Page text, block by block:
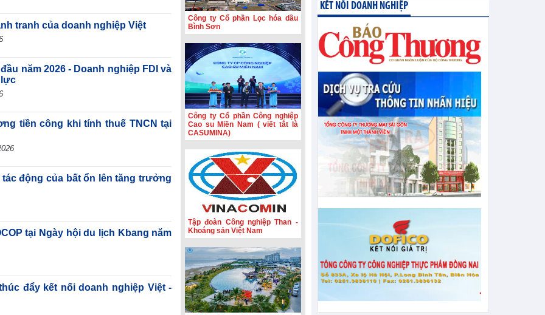
Sản lượng sản xuất công nghiệp
khu vực Eurozone đạt mức cao
tranh của doanh nghiệp Việt
năm 2026 - Doanh nghiệp FDI và
lực
tiền công khi tính thuế TNCN tại
động của bất ổn lên tăng trưởng
tại Ngày hội du lịch Kbang năm
đẩy kết nối doanh nghiệp Việt -
Công ty Cổ phần Lọc hóa dầu
Bình Sơn
Công ty Cổ phần Công nghiệp
Cao su Miền Nam ( viết tắt là
CASUMINA)
Tập đoàn Công nghiệp Than -
Khoáng sản Việt Nam
KẾT NỐI DOANH NGHIỆP